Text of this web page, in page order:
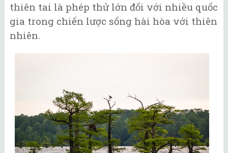
thiên tai là phép thử lớn đối với nhiều quốc
gia trong chiến lược sống hài hòa với thiên
nhiên.